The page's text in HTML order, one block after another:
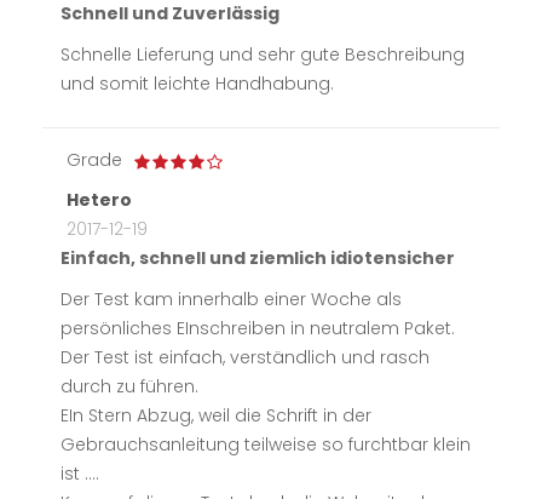
Schnell und Zuverlässig
Schnelle Lieferung und sehr gute Beschreibung
und somit leichte Handhabung.
Grade
Hetero
2017-12-19
Einfach, schnell und ziemlich idiotensicher
Der Test kam innerhalb einer Woche als
persönliches EInschreiben in neutralem Paket.
Der Test ist einfach, verständlich und rasch
durch zu führen.
EIn Stern Abzug, weil die Schrift in der
Gebrauchsanleitung teilweise so furchtbar klein
ist ....